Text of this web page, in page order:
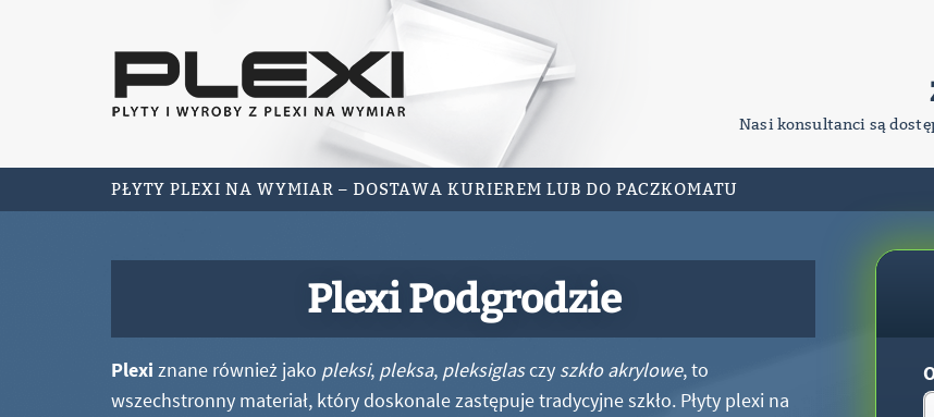
Nasi konsultanci są
PŁYTY PLEXI NA WYMIAR – DOSTAWA KURIEREM LUB DO PACZKOMATU
Plexi Podgrodzie
Plexi znane również jako pleksi, pleksa, pleksiglasczy szkło akrylowe, to
wszechstronny materiał, który doskonale zastępuje tradycyjne szkło. Płyty plexi na